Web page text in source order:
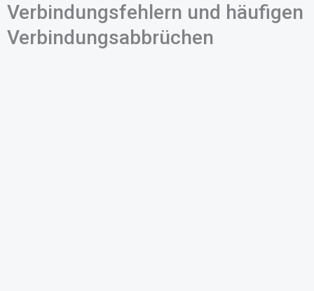
Verbindungsfehlern und häufigen
Verbindungsabbrüchen